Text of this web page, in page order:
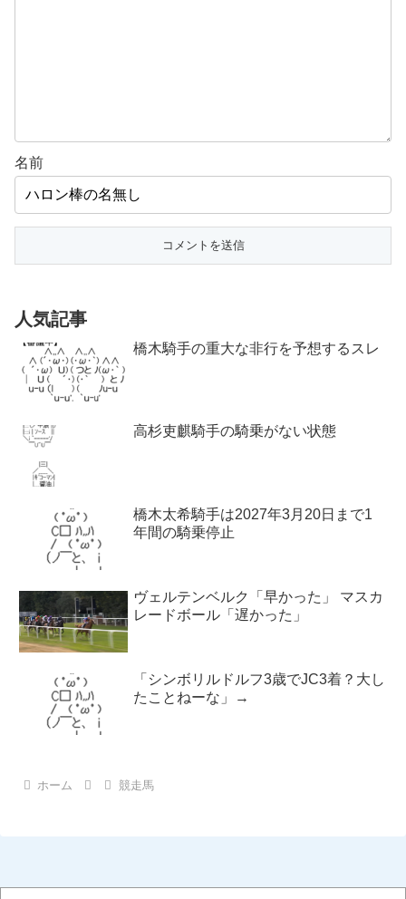
名前
人気記事
橋木騎手の重大な非行を予想するスレ
高杉吏麒騎手の騎乗がない状態
橋木太希騎手は2027年3月20日まで1
年間の騎乗停止
ヴェルテンベルク「早かった」 マスカ
レードボール「遅かった」
「シンボリルドルフ3歳でJC3着？大し
たことねーな」→
ホーム 競走馬